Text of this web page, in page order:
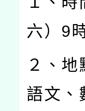
六） 9
２、
語文、